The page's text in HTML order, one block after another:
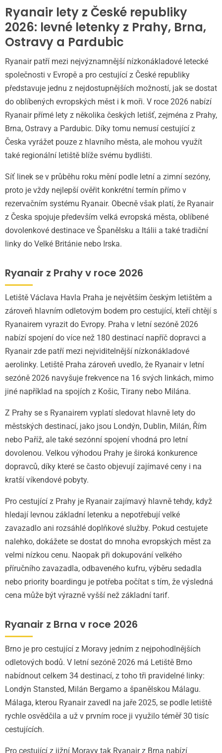
Ryanair lety z České republiky
2026: levné letenky z Prahy, Brna,
Ostravy a Pardubic
Ryanair patří mezi nejvýznamnější nízkonákladové letecké
společnosti v Evropě a pro cestující z České republiky
představuje jednu z nejdostupnějších možností, jak se dostat
do oblíbených evropských měst i k moři. V roce 2026 nabízí
Ryanair přímé lety z několika českých letišť, zejména z Prahy,
Brna, Ostravy a Pardubic. Díky tomu nemusí cestující z
Česka vyrážet pouze z hlavního města, ale mohou využít
také regionální letiště blíže svému bydlišti.
Síť linek se v průběhu roku mění podle letní a zimní sezóny,
proto je vždy nejlepší ověřit konkrétní termín přímo v
rezervačním systému Ryanair. Obecně však platí, že Ryanair
z Česka spojuje především velká evropská města, oblíbené
dovolenkové destinace ve Španělsku a Itálii a také tradiční
linky do Velké Británie nebo Irska.
Ryanair z Prahy v roce 2026
Letiště Václava Havla Praha je největším českým letištěm a
zároveň hlavním odletovým bodem pro cestující, kteří chtějí s
Ryanairem vyrazit do Evropy. Praha v letní sezóně 2026
nabízí spojení do více než 180 destinací napříč dopravci a
Ryanair zde patří mezi nejviditelnější nízkonákladové
aerolinky. Letiště Praha zároveň uvedlo, že Ryanair v letní
sezóně 2026 navyšuje frekvence na 16 svých linkách, mimo
jiné například na spojích z Košic, Tirany nebo Milána.
Z Prahy se s Ryanairem vyplatí sledovat hlavně lety do
městských destinací, jako jsou Londýn, Dublin, Milán, Řím
nebo Paříž, ale také sezónní spojení vhodná pro letní
dovolenou. Velkou výhodou Prahy je široká konkurence
dopravců, díky které se často objevují zajímavé ceny i na
kratší víkendové pobyty.
Pro cestující z Prahy je Ryanair zajímavý hlavně tehdy, když
hledají levnou základní letenku a nepotřebují velké
zavazadlo ani rozsáhlé doplňkové služby. Pokud cestujete
nalehko, dokážete se dostat do mnoha evropských měst za
velmi nízkou cenu. Naopak při dokupování velkého
příručního zavazadla, odbaveného kufru, výběru sedadla
nebo priority boardingu je potřeba počítat s tím, že výsledná
cena může být výrazně vyšší než základní tarif.
Ryanair z Brna v roce 2026
Brno je pro cestující z Moravy jedním z nejpohodlnějších
odletových bodů. V letní sezóně 2026 má Letiště Brno
nabídnout celkem 34 destinací, z toho tři pravidelné linky:
Londýn Stansted, Milán Bergamo a španělskou Málagu.
Málaga, kterou Ryanair zavedl na jaře 2025, se podle letiště
rychle osvědčila a už v prvním roce ji využilo téměř 30 tisíc
cestujících.
Pro cestující z jižní Moravy tak Ryanair z Brna nabízí